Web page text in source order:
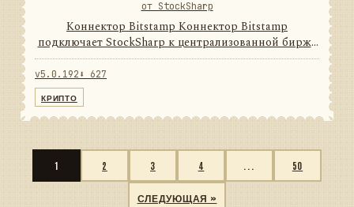
от StockSharp
Коннектор Bitstamp Коннектор Bitstamp
подключает StockSharp к централизованной бирже
цифровых активов. Он переводит данные и
операции провайдера в единую модель сообщений
v5.0.192 ⬇ 627
КРИПТО
1 2 3 4 50
СЛЕДУЮЩАЯ »